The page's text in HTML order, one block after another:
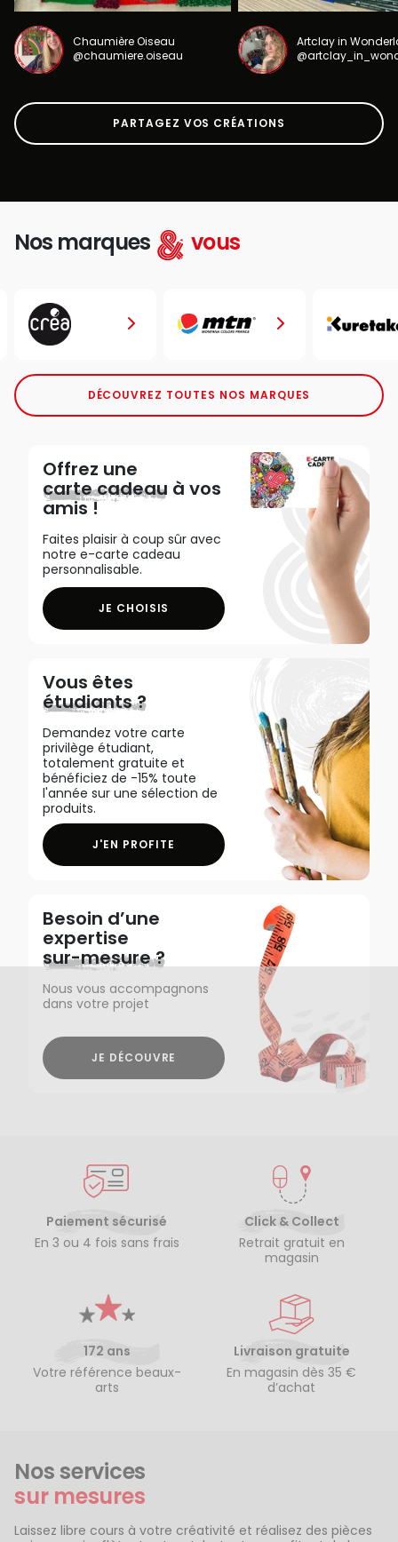
Chaumière Oiseau
@chaumiere.oiseau
Artclay in
PARTAGEZ VOS CRÉATIONS
Nos marques vous
DÉCOUVREZ TOUTES NOS MARQUES
Offrez une
carte cadeau à vos
amis !
Faites plaisir à coup sûr avec
notre e-carte cadeau
personnalisable.
JE CHOISIS
Vous êtes
étudiants ?
Demandez votre carte
privilège étudiant,
totalement gratuite et
bénéficiez de -15% toute
l'année sur une sélection de
produits.
J'EN PROFITE
Besoin d’une
expertise
sur-mesure ?
Nous vous accompagnons
dans votre projet
JE DÉCOUVRE
Paiement sécurisé
En 3 ou 4 fois sans frais
Click & Collect
Retrait gratuit en
magasin
172 ans
Votre référence beaux-
arts
Livraison gratuite
En magasin dès 35 €
d’achat
Nos services
sur mesures
Laissez libre cours à votre créativité et réalisez des pièces